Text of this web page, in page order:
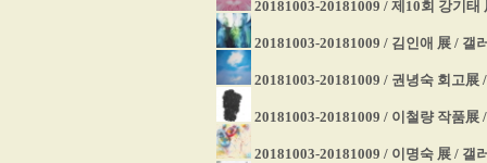
20181003-20181009 / 제10회 강기
20181003-20181009 / 김인애 展 / 갤
20181003-20181009 / 권녕숙 회고
20181003-20181009 / 이철량 작품展
20181003-20181009 / 이명숙 展 / 갤